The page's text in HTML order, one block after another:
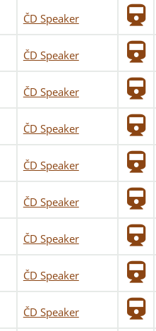
ČD Speaker
ČD Speaker
ČD Speaker
ČD Speaker
ČD Speaker
ČD Speaker
ČD Speaker
ČD Speaker
ČD Speaker